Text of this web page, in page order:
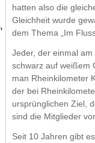
hatten also die
Gleichheit wurde
dem Thema „Im
Jeder, der einmal
schwarz auf weißem
man Rheinkilometer
der bei
ursprünglichen Ziel,
sind die Mitglieder
Seit 10 Jahren gibt